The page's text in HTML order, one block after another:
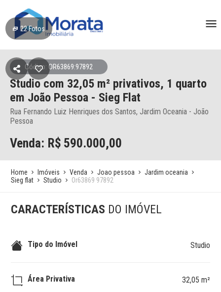
22Fotos
Código: OR63869:97892
Studio com 32,05 m² privativos, 1 quarto
em João Pessoa - Sieg Flat
Rua Fernando Luiz Henriques dos Santos, Jardim Oceania - João
Pessoa
Venda: R$ 590.000,00
Home Imóveis Venda Joao pessoa
Jardim oceania
Sieg flat
Studio Or63869 97892
CARACTERÍSTICAS DO IMÓVEL
Tipo do Imóvel Studio
Área Privativa 32,05 m²